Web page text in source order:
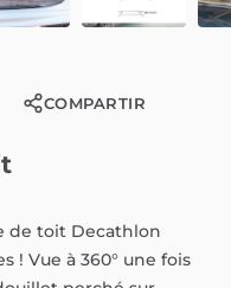
COMPARTIR
de toit Decathlon
! Vue à 360° une fois